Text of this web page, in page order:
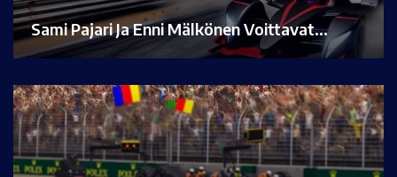
Sami Pajari Ja Enni Mälkönen Voittavat…